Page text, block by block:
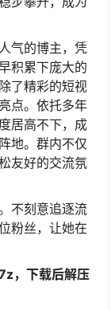
气的博主，凭
积累下庞大的
了精彩的短视
点。依托多年
居高不下，成
地。群内不仅
友好的交流氛
不刻意追逐流
粉丝，让她在
，下载后解压